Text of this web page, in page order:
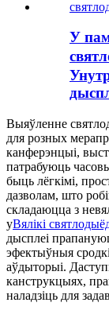
У
Выяўленне
для розных
канферэнцыі,
патрабуюць
быць лёгкімі,
дазволам, што
складаюцца з
уВялікі
дысплеі
эфектыўныя
аўдыторыі.
канструкцыях,
наладзіць для